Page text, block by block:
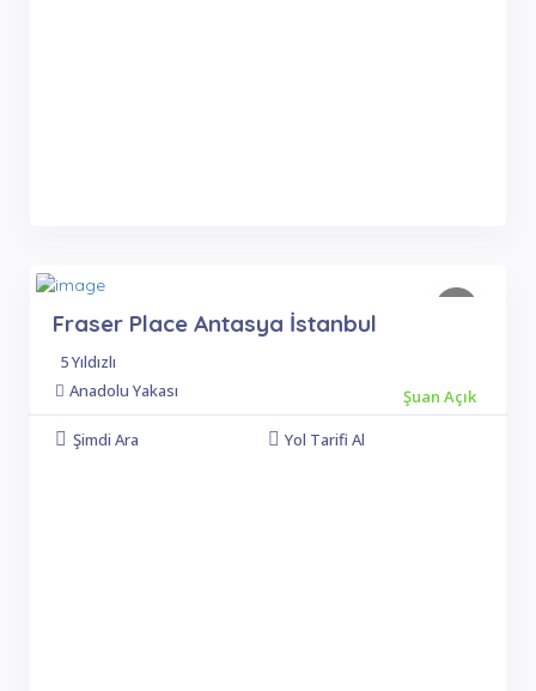
Fraser Place Antasya İstanbul
5 Yıldızlı
Anadolu Yakası
Şuan Açık
Şimdi Ara
Yol Tarifi Al